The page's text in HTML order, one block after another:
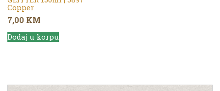
Copper
7,00 KM
Dodaj u korpu